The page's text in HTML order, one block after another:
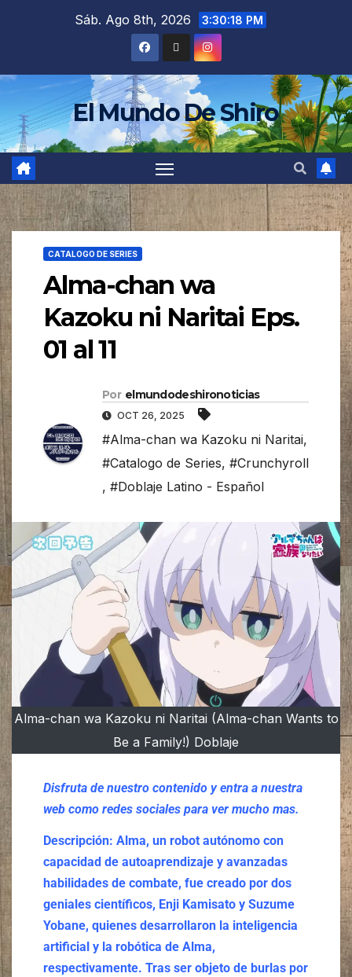
Sáb. Ago 8th, 2026 3:30:20 PM
El Mundo De Shiro
CATALOGO DE SERIES
Alma-chan wa
Kazoku ni Naritai Eps.
01 al 11
Por elmundodeshironoticias
OCT 26, 2025
#Alma-chan wa Kazoku ni Naritai,
#Catalogo de Series, #Crunchyroll
, #Doblaje Latino - Español
Alma-chan wa Kazoku ni Naritai (Alma-chan Wants to
Be a Family!) Doblaje
Disfruta de nuestro contenido y entra a nuestra
web como redes sociales para ver mucho mas.
Descripción: Alma, un robot autónomo con
capacidad de autoaprendizaje y avanzadas
habilidades de combate, fue creado por dos
geniales científicos, Enji Kamisato y Suzume
Yobane, quienes desarrollaron la inteligencia
artificial y la robótica de Alma,
respectivamente. Tras ser objeto de burlas por